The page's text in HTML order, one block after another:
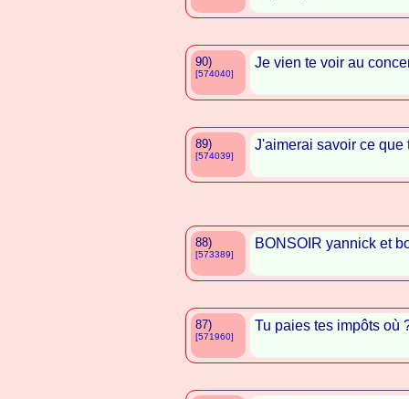
90)
[574040]
Je vien te voir au
89)
[574039]
J'aimerai savoir ce que
88)
[573389]
BONSOIR yannick et
87)
[571960]
Tu paies tes impôts où